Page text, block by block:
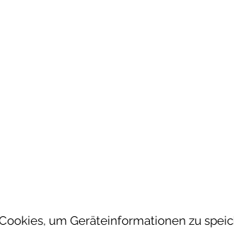
um Geräteinformationen zu